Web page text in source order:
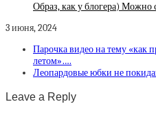
Образ, как у блогера) Можно
3 июня, 2024
Парочка видео на тему «как
летом»….
Леопардовые юбки не
Leave a Reply